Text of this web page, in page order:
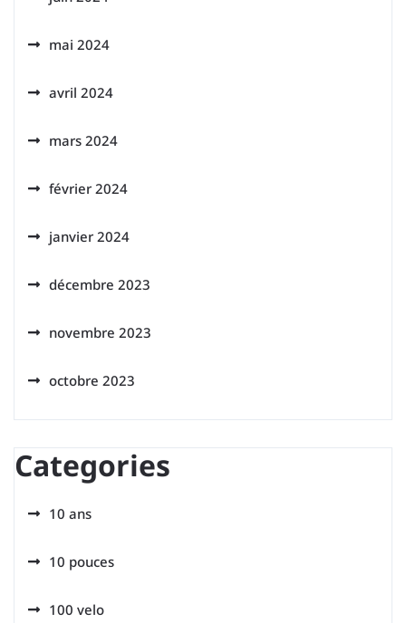
mai 2024
avril 2024
mars 2024
février 2024
janvier 2024
décembre 2023
novembre 2023
octobre 2023
Categories
10 ans
10 pouces
100 velo